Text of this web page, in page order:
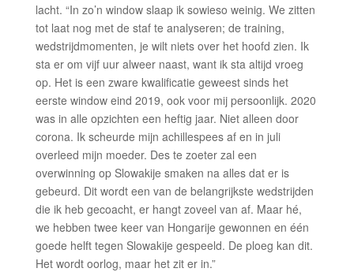
lacht. “In zo’n window slaap ik sowieso weinig. We zitten
tot laat nog met de staf te analyseren; de training,
wedstrijdmomenten, je wilt niets over het hoofd zien. Ik
sta er om vijf uur alweer naast, want ik sta altijd vroeg
op. Het is een zware kwalificatie geweest sinds het
eerste window eind 2019, ook voor mij persoonlijk. 2020
was in alle opzichten een heftig jaar. Niet alleen door
corona. Ik scheurde mijn achillespees af en in juli
overleed mijn moeder. Des te zoeter zal een
overwinning op Slowakije smaken na alles dat er is
gebeurd. Dit wordt een van de belangrijkste wedstrijden
die ik heb gecoacht, er hangt zoveel van af. Maar hé,
we hebben twee keer van Hongarije gewonnen en één
goede helft tegen Slowakije gespeeld. De ploeg kan dit.
Het wordt oorlog, maar het zit er in.”